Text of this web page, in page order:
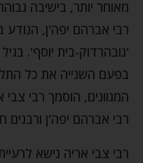
מאוחר יותר, בישיבה
רבי אברהם יפה'ן,
'נובהרדוק-בית יוסף'.
בפעם השנייה את כל
המגוונים, הוסמך רבי צבי
רבי אברהם יפה'ן ורבנים
רבי צבי אריה נישא